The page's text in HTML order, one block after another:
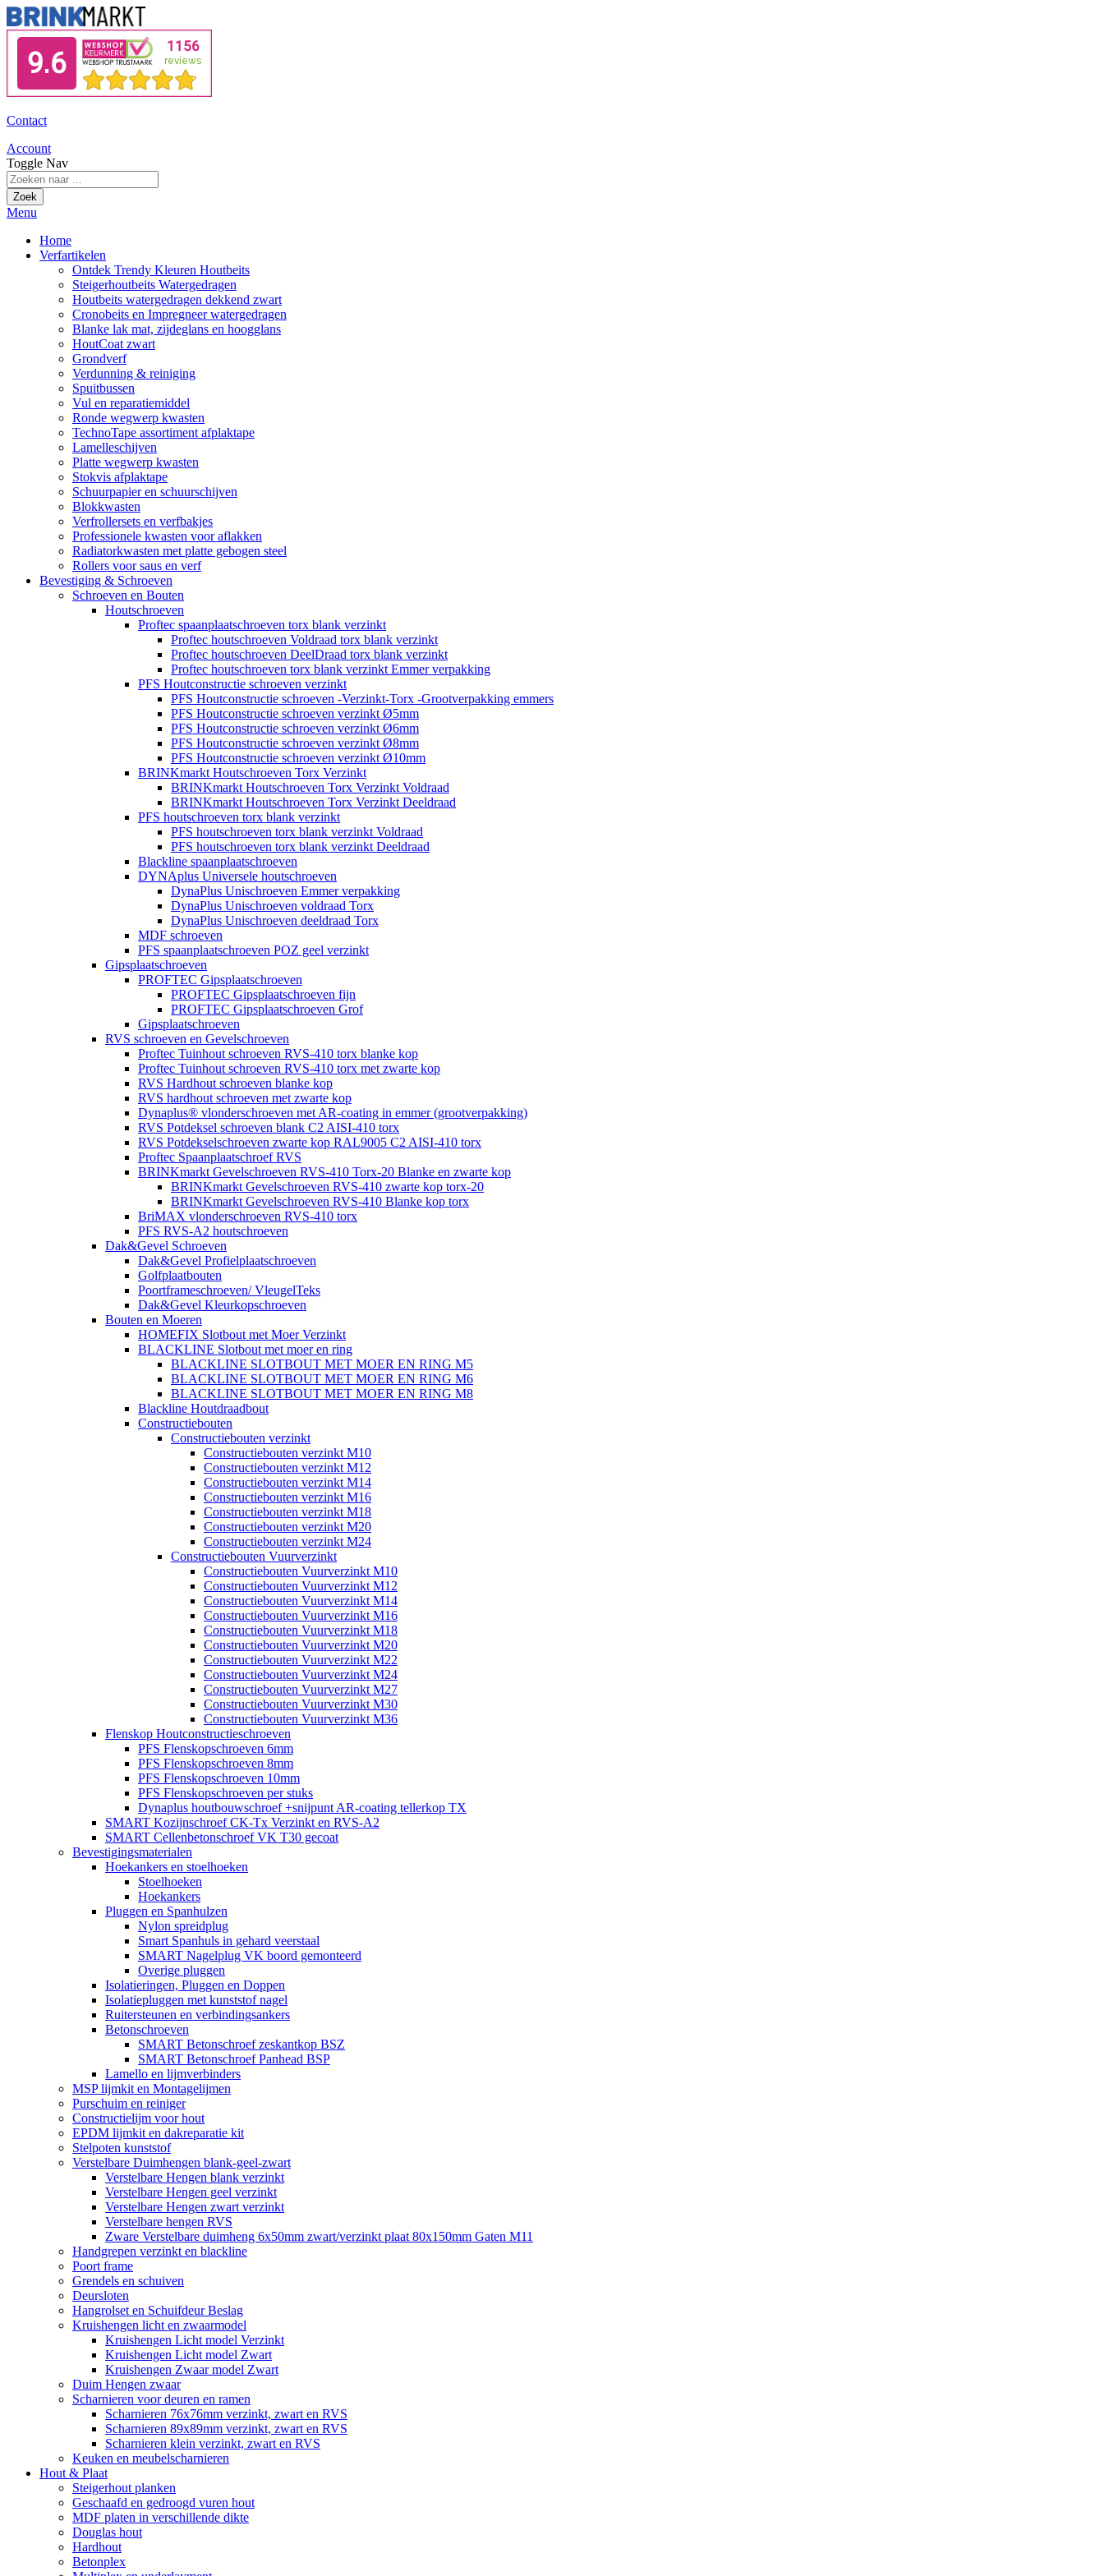
Contact
Account
Toggle Nav
Zoek
Menu
Home
Verfartikelen
Ontdek Trendy Kleuren Houtbeits
Steigerhoutbeits Watergedragen
Houtbeits watergedragen dekkend zwart
Cronobeits en Impregneer watergedragen
Blanke lak mat, zijdeglans en hoogglans
HoutCoat zwart
Grondverf
Verdunning & reiniging
Spuitbussen
Vul en reparatiemiddel
Ronde wegwerp kwasten
TechnoTape assortiment afplaktape
Lamelleschijven
Platte wegwerp kwasten
Stokvis afplaktape
Schuurpapier en schuurschijven
Blokkwasten
Verfrollersets en verfbakjes
Professionele kwasten voor aflakken
Radiatorkwasten met platte gebogen steel
Rollers voor saus en verf
Bevestiging & Schroeven
Schroeven en Bouten
Houtschroeven
Proftec spaanplaatschroeven torx blank verzinkt
Proftec houtschroeven Voldraad torx blank verzinkt
Proftec houtschroeven DeelDraad torx blank verzinkt
Proftec houtschroeven torx blank verzinkt Emmer verpakking
PFS Houtconstructie schroeven verzinkt
PFS Houtconstructie schroeven -Verzinkt-Torx -Grootverpakking emmers
PFS Houtconstructie schroeven verzinkt Ø5mm
PFS Houtconstructie schroeven verzinkt Ø6mm
PFS Houtconstructie schroeven verzinkt Ø8mm
PFS Houtconstructie schroeven verzinkt Ø10mm
BRINKmarkt Houtschroeven Torx Verzinkt
BRINKmarkt Houtschroeven Torx Verzinkt Voldraad
BRINKmarkt Houtschroeven Torx Verzinkt Deeldraad
PFS houtschroeven torx blank verzinkt
PFS houtschroeven torx blank verzinkt Voldraad
PFS houtschroeven torx blank verzinkt Deeldraad
Blackline spaanplaatschroeven
DYNAplus Universele houtschroeven
DynaPlus Unischroeven Emmer verpakking
DynaPlus Unischroeven voldraad Torx
DynaPlus Unischroeven deeldraad Torx
MDF schroeven
PFS spaanplaatschroeven POZ geel verzinkt
Gipsplaatschroeven
PROFTEC Gipsplaatschroeven
PROFTEC Gipsplaatschroeven fijn
PROFTEC Gipsplaatschroeven Grof
Gipsplaatschroeven
RVS schroeven en Gevelschroeven
Proftec Tuinhout schroeven RVS-410 torx blanke kop
Proftec Tuinhout schroeven RVS-410 torx met zwarte kop
RVS Hardhout schroeven blanke kop
RVS hardhout schroeven met zwarte kop
Dynaplus® vlonderschroeven met AR-coating in emmer (grootverpakking)
RVS Potdeksel schroeven blank C2 AISI-410 torx
RVS Potdekselschroeven zwarte kop RAL9005 C2 AISI-410 torx
Proftec Spaanplaatschroef RVS
BRINKmarkt Gevelschroeven RVS-410 Torx-20 Blanke en zwarte kop
BRINKmarkt Gevelschroeven RVS-410 zwarte kop torx-20
BRINKmarkt Gevelschroeven RVS-410 Blanke kop torx
BriMAX vlonderschroeven RVS-410 torx
PFS RVS-A2 houtschroeven
Dak&Gevel Schroeven
Dak&Gevel Profielplaatschroeven
Golfplaatbouten
Poortframeschroeven/ VleugelTeks
Dak&Gevel Kleurkopschroeven
Bouten en Moeren
HOMEFIX Slotbout met Moer Verzinkt
BLACKLINE Slotbout met moer en ring
BLACKLINE SLOTBOUT MET MOER EN RING M5
BLACKLINE SLOTBOUT MET MOER EN RING M6
BLACKLINE SLOTBOUT MET MOER EN RING M8
Blackline Houtdraadbout
Constructiebouten
Constructiebouten verzinkt
Constructiebouten verzinkt M10
Constructiebouten verzinkt M12
Constructiebouten verzinkt M14
Constructiebouten verzinkt M16
Constructiebouten verzinkt M18
Constructiebouten verzinkt M20
Constructiebouten verzinkt M24
Constructiebouten Vuurverzinkt
Constructiebouten Vuurverzinkt M10
Constructiebouten Vuurverzinkt M12
Constructiebouten Vuurverzinkt M14
Constructiebouten Vuurverzinkt M16
Constructiebouten Vuurverzinkt M18
Constructiebouten Vuurverzinkt M20
Constructiebouten Vuurverzinkt M22
Constructiebouten Vuurverzinkt M24
Constructiebouten Vuurverzinkt M27
Constructiebouten Vuurverzinkt M30
Constructiebouten Vuurverzinkt M36
Flenskop Houtconstructieschroeven
PFS Flenskopschroeven 6mm
PFS Flenskopschroeven 8mm
PFS Flenskopschroeven 10mm
PFS Flenskopschroeven per stuks
Dynaplus houtbouwschroef +snijpunt AR-coating tellerkop TX
SMART Kozijnschroef CK-Tx Verzinkt en RVS-A2
SMART Cellenbetonschroef VK T30 gecoat
Bevestigingsmaterialen
Hoekankers en stoelhoeken
Stoelhoeken
Hoekankers
Pluggen en Spanhulzen
Nylon spreidplug
Smart Spanhuls in gehard veerstaal
SMART Nagelplug VK boord gemonteerd
Overige pluggen
Isolatieringen, Pluggen en Doppen
Isolatiepluggen met kunststof nagel
Ruitersteunen en verbindingsankers
Betonschroeven
SMART Betonschroef zeskantkop BSZ
SMART Betonschroef Panhead BSP
Lamello en lijmverbinders
MSP lijmkit en Montagelijmen
Purschuim en reiniger
Constructielijm voor hout
EPDM lijmkit en dakreparatie kit
Stelpoten kunststof
Verstelbare Duimhengen blank-geel-zwart
Verstelbare Hengen blank verzinkt
Verstelbare Hengen geel verzinkt
Verstelbare Hengen zwart verzinkt
Verstelbare hengen RVS
Zware Verstelbare duimheng 6x50mm zwart/verzinkt plaat 80x150mm Gaten M11
Handgrepen verzinkt en blackline
Poort frame
Grendels en schuiven
Deursloten
Hangrolset en Schuifdeur Beslag
Kruishengen licht en zwaarmodel
Kruishengen Licht model Verzinkt
Kruishengen Licht model Zwart
Kruishengen Zwaar model Zwart
Duim Hengen zwaar
Scharnieren voor deuren en ramen
Scharnieren 76x76mm verzinkt, zwart en RVS
Scharnieren 89x89mm verzinkt, zwart en RVS
Scharnieren klein verzinkt, zwart en RVS
Keuken en meubelscharnieren
Hout & Plaat
Steigerhout planken
Geschaafd en gedroogd vuren hout
MDF platen in verschillende dikte
Douglas hout
Hardhout
Betonplex